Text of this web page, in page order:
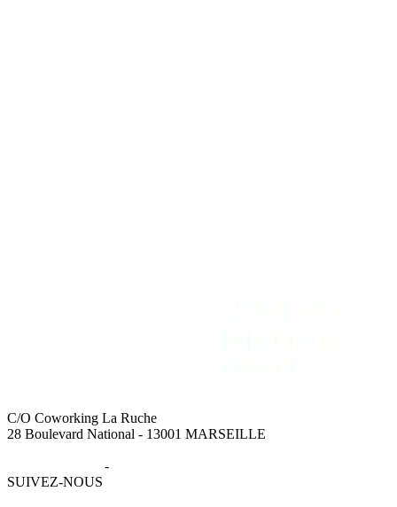
C/O Coworking La Ruche
28 Boulevard National - 13001 MARSEILLE
-
SUIVEZ-NOUS